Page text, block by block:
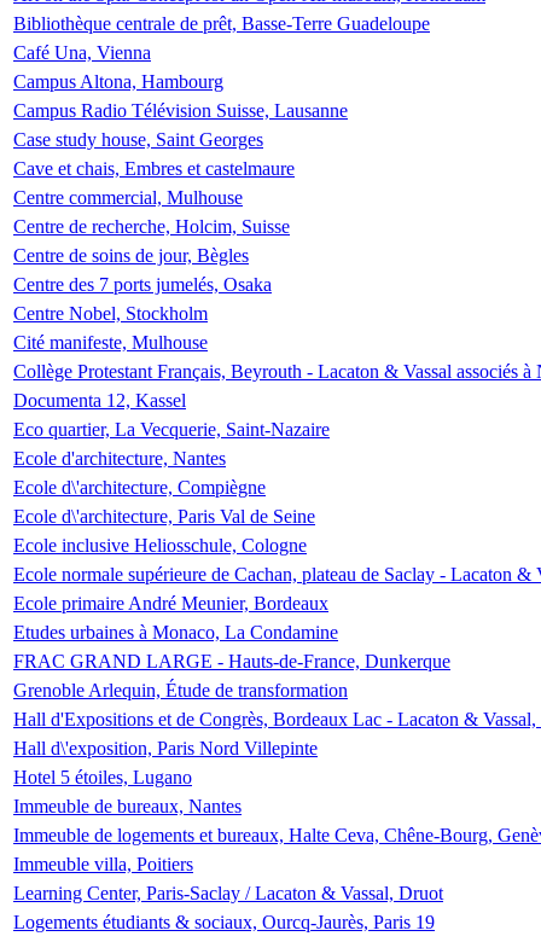
Bibliothèque centrale de prêt, Basse-Terre Guadeloupe
Café Una, Vienna
Campus Altona, Hambourg
Campus Radio Télévision Suisse, Lausanne
Case study house, Saint Georges
Cave et chais, Embres et castelmaure
Centre commercial, Mulhouse
Centre de recherche, Holcim, Suisse
Centre de soins de jour, Bègles
Centre des 7 ports jumelés, Osaka
Centre Nobel, Stockholm
Cité manifeste, Mulhouse
Collège Protestant Français, Beyrouth - Lacaton & Vassal associés
Documenta 12, Kassel
Eco quartier, La Vecquerie, Saint-Nazaire
Ecole d'architecture, Nantes
Ecole d\'architecture, Compiègne
Ecole d\'architecture, Paris Val de Seine
Ecole inclusive Heliosschule, Cologne
Ecole normale supérieure de Cachan, plateau de Saclay - Lacaton &
Ecole primaire André Meunier, Bordeaux
Etudes urbaines à Monaco, La Condamine
FRAC GRAND LARGE - Hauts-de-France, Dunkerque
Grenoble Arlequin, Étude de transformation
Hall d'Expositions et de Congrès, Bordeaux Lac - Lacaton &
Hall d\'exposition, Paris Nord Villepinte
Hotel 5 étoiles, Lugano
Immeuble de bureaux, Nantes
Immeuble de logements et bureaux, Halte Ceva, Chêne-Bourg,
Immeuble villa, Poitiers
Learning Center, Paris-Saclay / Lacaton & Vassal, Druot
Logements étudiants & sociaux, Ourcq-Jaurès, Paris 19